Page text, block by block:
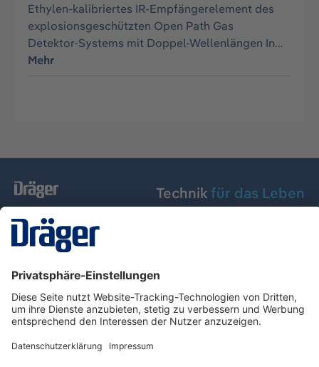
Ethylen-kalibriertes IR-Empfängerelement des
explosionsgeschützten Open Path Gas
Detektor-Systems mit Doppel-Wellenlängen In…
Mehr
Technik für das Leben
Dräger Austria GmbH
Über Dräger
Informationen